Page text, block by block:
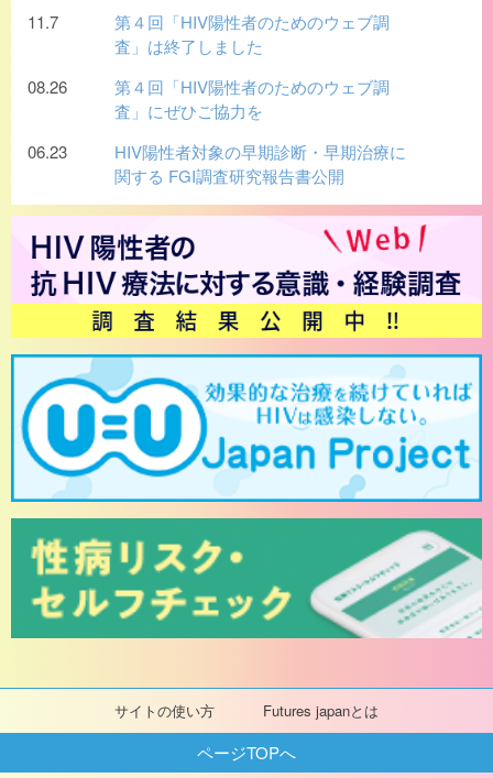
サイトの使い方 Futures japanとは
11.7
第４回「HIV陽性者のためのウェブ調
査」は終了しました
08.26
第４回「HIV陽性者のためのウェブ調
査」にぜひご協力を
06.23
HIV陽性者対象の早期診断・早期治療に
関する FGI調査研究報告書公開
ページTOPへ